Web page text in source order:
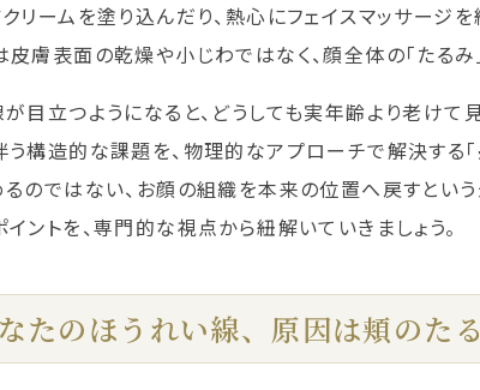
リームを塗り込んだり、熱心にフェイスマッサージ
膚表面の乾燥や小じわではなく、顔全体の「たる
目立つようになると、どうしても実年齢より老けて
構造的な課題を、物理的なアプローチで解決する「
のではない、お顔の組織を本来の位置へ戻すとい
ントを、専門的な視点から紐解いていきましょう。
たのほうれい線、原因は頬のた